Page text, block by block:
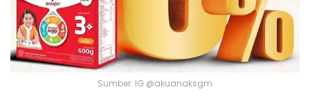
Sumber: IG @akuanaksgm